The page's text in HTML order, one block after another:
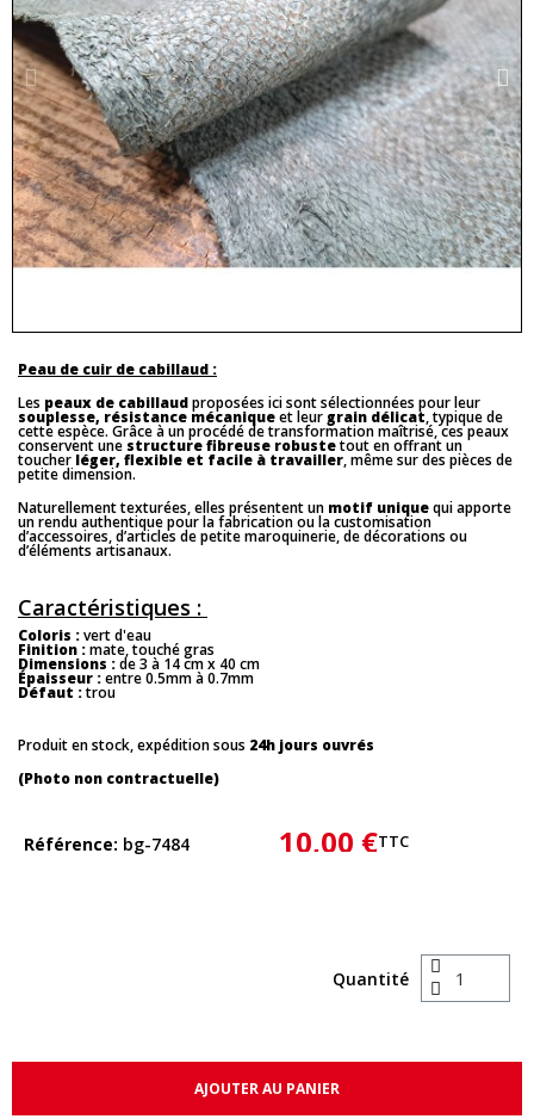
Peau de cuir de cabillaud :
Les peaux de cabillaudproposées ici sont sélectionnées pour leur
souplesse, résistance mécaniqueet leur grain délicat, typique de
cette espèce. Grâce à un procédé de transformation maîtrisé, ces peaux
conservent une structure fibreuse robustetout en offrant un
toucher léger, flexible et facile à travailler, même sur des pièces de
petite dimension.
Naturellement texturées, elles présentent un motif uniquequi apporte
un rendu authentique pour la fabrication ou la customisation
d’accessoires, d’articles de petite maroquinerie, de décorations ou
d’éléments artisanaux.
Caractéristiques :
Coloris :vert d'eau
Finition :mate, touché gras
Dimensions :de 3 à 14 cm x 40 cm
Épaisseur :entre 0.5mm à 0.7mm
Défaut :trou
Produit en stock, expédition sous 24h jours ouvrés
(Photo non contractuelle)
Référence bg-7484 10,00 €TTC
Quantité
AJOUTER AU PANIER